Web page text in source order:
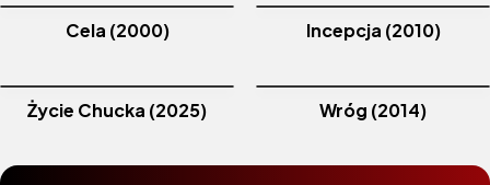
Cela (2000) Incepcja (2010)
Życie Chucka (2025) Wróg (2014)